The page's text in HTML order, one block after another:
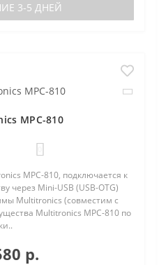
3-5 ДНЕЙ
MPC-810
MPC-810, подключается к
через Mini-USB (USB-OTG)
Multitronics (совместим с
Multitronics MPC-810 по
р.